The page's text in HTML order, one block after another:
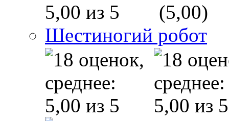
(5,00)
Шестиногий робот